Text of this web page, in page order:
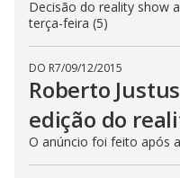
Decisão do reality show
terça-feira (5)
DO R7/09/12/2015
Roberto
edição do
O anúncio foi feito após